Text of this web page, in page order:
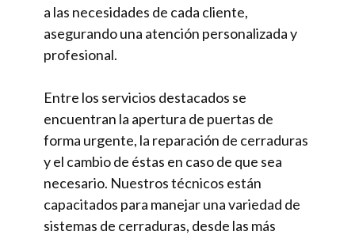
a las necesidades de cada cliente,
asegurando una atención personalizada y
profesional.
Entre los servicios destacados se
encuentran la apertura de puertas de
forma urgente, la reparación de cerraduras
y el cambio de éstas en caso de que sea
necesario. Nuestros técnicos están
capacitados para manejar una variedad de
sistemas de cerraduras, desde las más